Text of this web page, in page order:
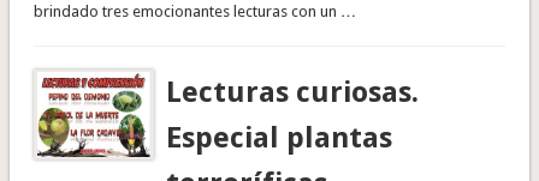
brindado tres emocionantes lecturas con un …
Lecturas curiosas.
Especial plantas